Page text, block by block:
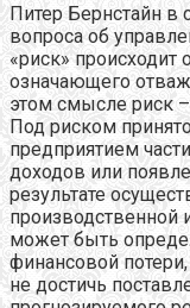
Питер Бернстайн в
вопроса об
«риск» происходит
означающего
этом смысле риск
Под риском
предприятием
доходов или
результате
производственной
может быть
финансовой
не достичь